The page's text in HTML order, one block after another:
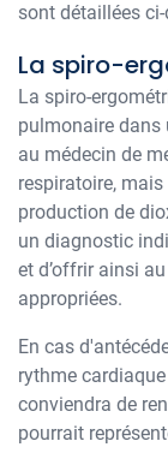
sont détaillées
La spiro-
La spiro-
pulmonaire
au médecin de
respiratoire,
production de
un diagnostic
et d’offrir ainsi
appropriées.
En cas
rythme
conviendra de
pourrait